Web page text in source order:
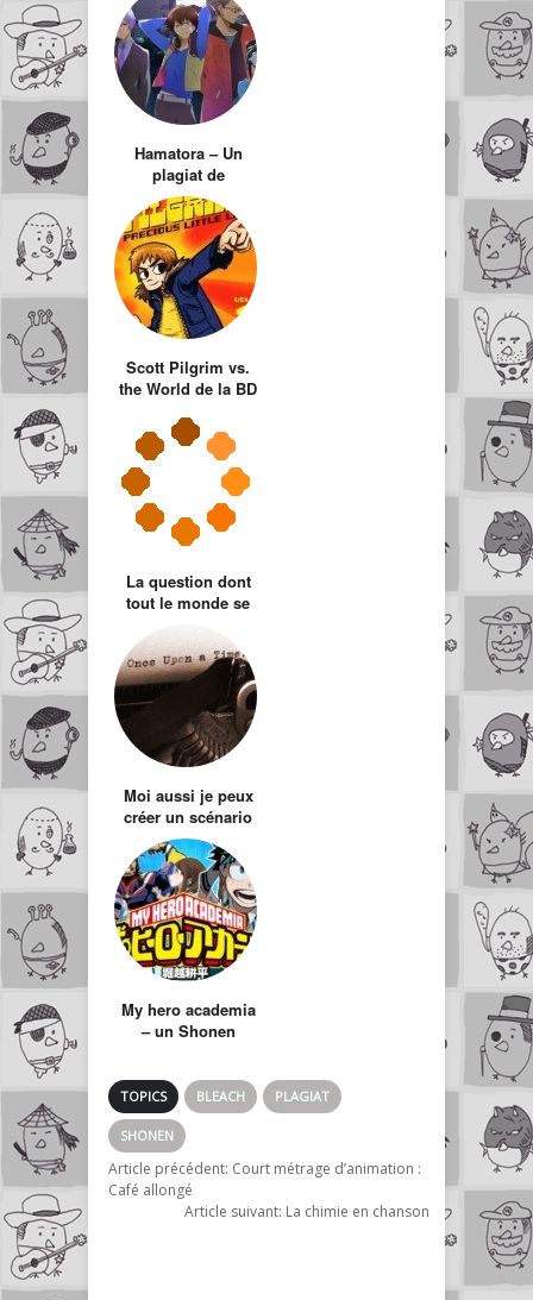
Hamatora – Un
plagiat de
GetBackers bien
orchestré ?
Scott Pilgrim vs.
the World de la BD
La question dont
tout le monde se
Moi aussi je peux
créer un scénario
shônen
My hero academia
– un Shonen
Punch Man
TOPICS BLEACH PLAGIAT
SHONEN
Article précédent: Court métrage d’animation :
Café allongé
Article suivant: La chimie en chanson